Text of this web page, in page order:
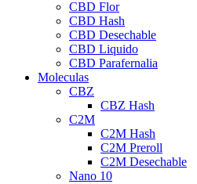
CBD Flor
CBD Hash
CBD Desechable
CBD Liquido
CBD Parafernalia
Moleculas
CBZ
CBZ Hash
C2M
C2M Hash
C2M Preroll
C2M Desechable
Nano 10